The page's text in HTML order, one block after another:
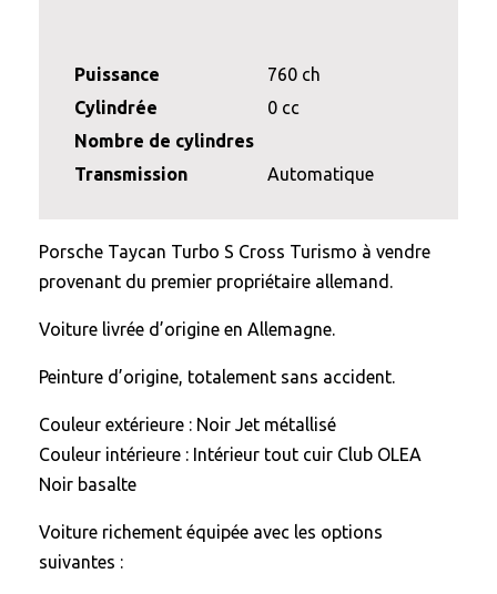
Puissance
760 ch
Cylindrée
0 cc
Nombre de cylindres
Transmission
Automatique
Porsche Taycan Turbo S Cross Turismo à vendre
provenant du premier propriétaire allemand.
Voiture livrée d’origine en Allemagne.
Peinture d’origine, totalement sans accident.
Couleur extérieure : Noir Jet métallisé
Couleur intérieure : Intérieur tout cuir Club OLEA
Noir basalte
Voiture richement équipée avec les options
suivantes :